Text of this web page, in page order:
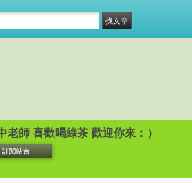
老師 喜歡喝綠茶 歡迎你來：）
訂閱站台